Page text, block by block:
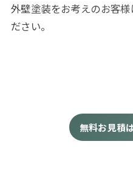
外壁塗装をお考えのお客
ださい。
無料お見積